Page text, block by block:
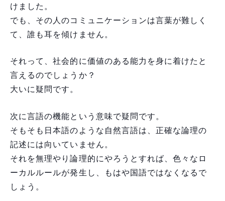
けました。
でも、その人のコミュニケーションは言葉が難しく
て、誰も耳を傾けません。
それって、社会的に価値のある能力を身に着けたと
言えるのでしょうか？
大いに疑問です。
次に言語の機能という意味で疑問です。
そもそも日本語のような自然言語は、正確な論理の
記述には向いていません。
それを無理やり論理的にやろうとすれば、色々なロ
ーカルルールが発生し、もはや国語ではなくなるで
しょう。